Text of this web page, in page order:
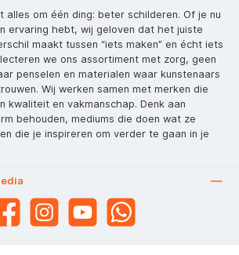
alles om één ding: beter schilderen. Of je nu
ervaring hebt, wij geloven dat het juiste
maakt tussen “iets maken” en écht iets
we ons assortiment met zorg, geen
penselen en materialen waar kunstenaars
Wij werken samen met merken die
kwaliteit en vakmanschap. Denk aan
behouden, mediums die doen wat ze
die je inspireren om verder te gaan in je